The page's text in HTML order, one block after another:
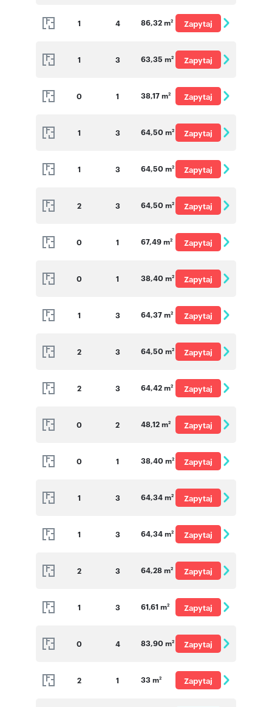
1 4 86,32 m2
Zapytaj
1 3 63,35 m2
Zapytaj
0 1 38,17 m2
Zapytaj
1 3 64,50 m2
Zapytaj
1 3 64,50 m2
Zapytaj
2 3 64,50 m2
Zapytaj
0 1 67,49 m2
Zapytaj
0 1 38,40 m2
Zapytaj
1 3 64,37 m2
Zapytaj
2 3 64,50 m2
Zapytaj
2 3 64,42 m2
Zapytaj
0 2 48,12 m2
Zapytaj
0 1 38,40 m2
Zapytaj
1 3 64,34 m2
Zapytaj
1 3 64,34 m2
Zapytaj
2 3 64,28 m2
Zapytaj
1 3 61,61 m2
Zapytaj
0 4 83,90 m2
Zapytaj
2 1 33 m2
Zapytaj